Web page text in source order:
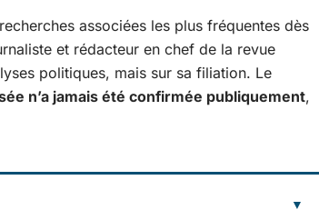
associées les plus fréquentes dès
et rédacteur en chef de la revue
politiques, mais sur sa filiation. Le
n’a jamais été confirmée publiquement,